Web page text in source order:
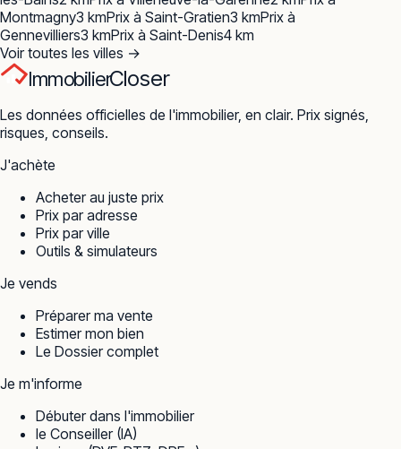
Montmagny3 kmPrix à Saint-Gratien3 kmPrix à
Gennevilliers3 kmPrix à Saint-Denis4 km
Voir toutes les villes →
ImmobilierCloser
Les données officielles de l'immobilier, en clair. Prix signés,
risques, conseils.
J'achète
Acheter au juste prix
Prix par adresse
Prix par ville
Outils & simulateurs
Je vends
Préparer ma vente
Estimer mon bien
Le Dossier complet
Je m'informe
Débuter dans l'immobilier
le Conseiller (IA)